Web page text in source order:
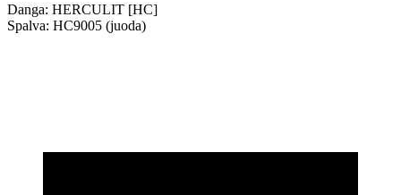
Danga: HERCULIT [HC]
Spalva: HC9005 (juoda)